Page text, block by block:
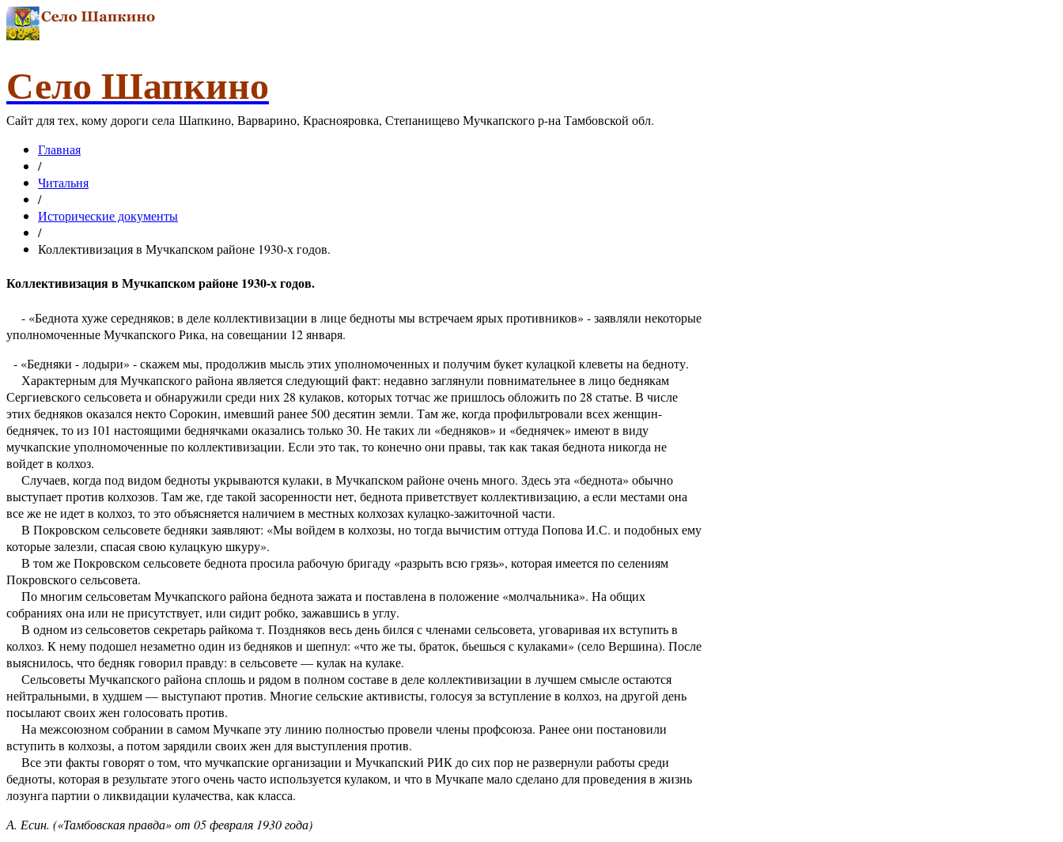
Село Шапкино
Сайт для тех, кому дороги села Шапкино, Варварино, Краснояровка, Степанищево Мучкапского р-на Тамбовской обл.
Главная
/
Читальня
/
Исторические документы
/
Коллективизация в Мучкапском районе 1930-х годов.
Коллективизация в Мучкапском районе 1930-х годов.
- «Беднота хуже середняков; в деле коллективизации в лице бедноты мы встречаем ярых противников» - заявляли некоторые
уполномоченные Мучкапского Рика, на совещании 12 января.
- «Бедняки - лодыри» - скажем мы, продолжив мысль этих уполномоченных и получим букет кулацкой клеветы на бедноту.
Характерным для Мучкапского района является следующий факт: недавно заглянули повнимательнее в лицо беднякам
Сергиевского сельсовета и обнаружили среди них 28 кулаков, которых тотчас же пришлось обложить по 28 статье. В числе
этих бедняков оказался некто Сорокин, имевший ранее 500 десятин земли. Там же, когда профильтровали всех женщин-
беднячек, то из 101 настоящими беднячками оказались только 30. Не таких ли «бедняков» и «беднячек» имеют в виду
мучкапские уполномоченные по коллективизации. Если это так, то конечно они правы, так как такая беднота никогда не
войдет в колхоз.
Случаев, когда под видом бедноты укрываются кулаки, в Мучкапском районе очень много. Здесь эта «беднота» обычно
выступает против колхозов. Там же, где такой засоренности нет, беднота приветствует коллективизацию, а если местами она
все же не идет в колхоз, то это объясняется наличием в местных колхозах кулацко-зажиточной части.
В Покровском сельсовете бедняки заявляют: «Мы войдем в колхозы, но тогда вычистим оттуда Попова И.С. и подобных ему
которые залезли, спасая свою кулацкую шкуру».
В том же Покровском сельсовете беднота просила рабочую бригаду «разрыть всю грязь», которая имеется по селениям
Покровского сельсовета.
По многим сельсоветам Мучкапского района беднота зажата и поставлена в положение «молчальника». На общих
собраниях она или не присутствует, или сидит робко, зажавшись в углу.
В одном из сельсоветов секретарь райкома т. Поздняков весь день бился с членами сельсовета, уговаривая их вступить в
колхоз. К нему подошел незаметно один из бедняков и шепнул: «что же ты, браток, бьешься с кулаками» (село Вершина). После
выяснилось, что бедняк говорил правду: в сельсовете — кулак на кулаке.
Сельсоветы Мучкапского района сплошь и рядом в полном составе в деле коллективизации в лучшем смысле остаются
нейтральными, в худшем — выступают против. Многие сельские активисты, голосуя за вступление в колхоз, на другой день
посылают своих жен голосовать против.
На межсоюзном собрании в самом Мучкапе эту линию полностью провели члены профсоюза. Ранее они постановили
вступить в колхозы, а потом зарядили своих жен для выступления против.
Все эти факты говорят о том, что мучкапские организации и Мучкапский РИК до сих пор не развернули работы среди
бедноты, которая в результате этого очень часто используется кулаком, и что в Мучкапе мало сделано для проведения в жизнь
лозунга партии о ликвидации кулачества, как класса.
А. Есин. («Тамбовская правда» от 05 февраля 1930 года)